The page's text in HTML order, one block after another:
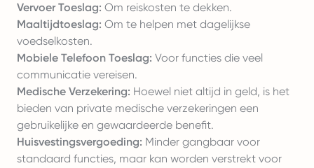
Vervoer Toeslag: Om reiskosten te dekken.
Maaltijdtoeslag: Om te helpen met dagelijkse
voedselkosten.
Mobiele Telefoon Toeslag: Voor functies die veel
communicatie vereisen.
Medische Verzekering: Hoewel niet altijd in geld, is het
bieden van private medische verzekeringen een
gebruikelijke en gewaardeerde benefit.
Huisvestingsvergoeding: Minder gangbaar voor
standaard functies, maar kan worden verstrekt voor